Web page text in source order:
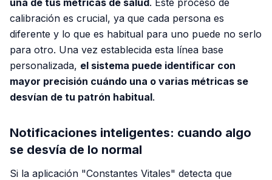
calibración es crucial, ya que cada persona es
diferente y lo que es habitual para uno puede no serlo
para otro. Una vez establecida esta línea base
personalizada, el sistema puede identificar con
mayor precisión cuándo una o varias métricas se
desvían de tu patrón habitual.
Notificaciones inteligentes: cuando algo
se desvía de lo normal
Si la aplicación "Constantes Vitales" detecta que